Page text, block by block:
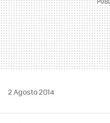
2 Agosto 2014